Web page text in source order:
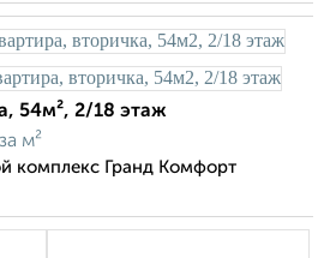
54м², 2/18 этаж
за м²
комплекс Гранд Комфорт